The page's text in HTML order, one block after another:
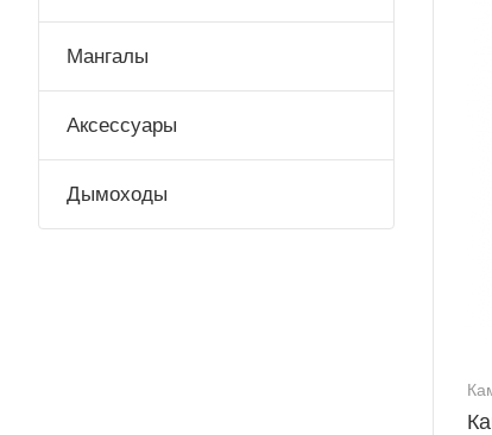
Мангалы
Аксессуары
Дымоходы